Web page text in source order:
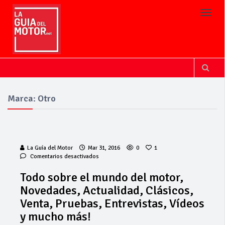
Marca: Otro
La Guía del Motor Mar 31, 2016 0
1
Comentarios desactivados
el
mundo
del
motor,
Todo sobre el mundo del motor,
Novedades, Actualidad, Clásicos,
Venta, Pruebas, Entrevistas, Vídeos
y mucho más!
El asidonense
David González
debuta
puntuando en